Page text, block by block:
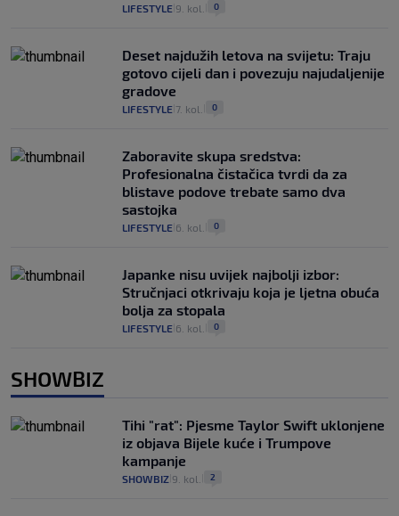
LIFESTYLE 9. kol. 0
Deset najdužih letova na svijetu: Traju
gotovo cijeli dan i povezuju najudaljenije
gradove
LIFESTYLE 7. kol. 0
Zaboravite skupa sredstva:
Profesionalna čistačica tvrdi da za
blistave podove trebate samo dva
sastojka
LIFESTYLE 6. kol. 0
Japanke nisu uvijek najbolji izbor:
Stručnjaci otkrivaju koja je ljetna obuća
bolja za stopala
LIFESTYLE 6. kol. 0
SHOWBIZ
Tihi "rat": Pjesme Taylor Swift uklonjene
iz objava Bijele kuće i Trumpove
kampanje
SHOWBIZ 9. kol. 2